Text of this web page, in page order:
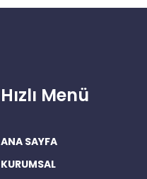
Hızlı Menü
ANA SAYFA
KURUMSAL